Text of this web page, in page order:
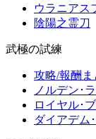
ウラニアス
陰陽之霊刀
武極の試練
攻略/報酬ま
ノルデン･
ロイヤル･
ダイアデム